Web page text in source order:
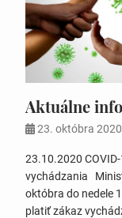
Aktuálne
23. októbra 2020
23.10.2020
vychádzania
októbra do nedele
platiť zákaz